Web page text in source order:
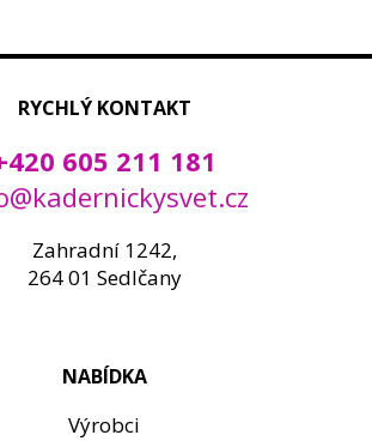
RYCHLÝ KONTAKT
605 211 181
Zahradní 1242,
264 01 Sedlčany
NABÍDKA
Výrobci